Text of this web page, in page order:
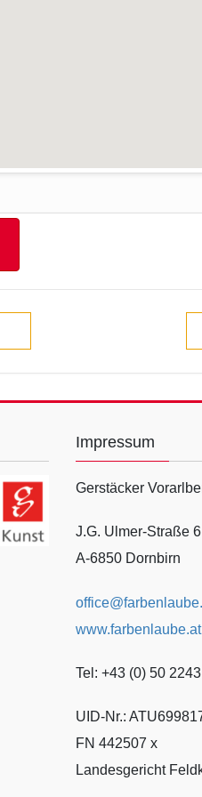
Impressum
Gerstäcker
J.G. Ulmer-Straße 6
A-6850 Dornbirn
www.farbenlaube.at
Tel: +43 (0) 50
UID-Nr.:
FN 442507 x
Landesgericht